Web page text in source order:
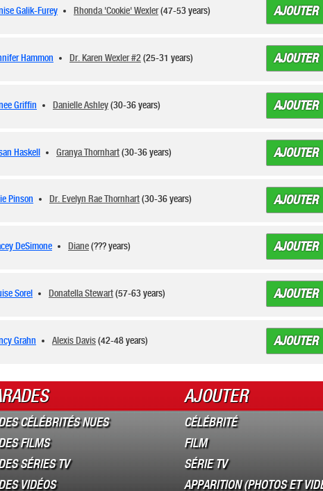
Galik-Furey Rhonda 'Cookie' Wexler(47-53 years) AJOUTER
Hammon Dr. Karen Wexler #2(25-31 years) AJOUTER
Griffin Danielle Ashley(30-36 years) AJOUTER
Haskell Granya Thornhart(30-36 years) AJOUTER
Pinson Dr. Evelyn Rae Thornhart(30-36 years) AJOUTER
DeSimone Diane(??? years) AJOUTER
Sorel Donatella Stewart(57-63 years) AJOUTER
Grahn Alexis Davis(42-48 years) AJOUTER
CÉLÉBRITÉS NUES
FILMS
SÉRIES TV
VIDÉOS
AJOUTER
CÉLÉBRITÉ
FILM
SÉRIE TV
APPARITION (PHOTOS ET